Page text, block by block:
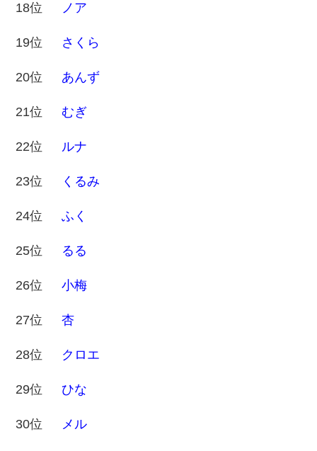
18位 ノア
19位 さくら
20位 あんず
21位 むぎ
22位 ルナ
23位 くるみ
24位 ふく
25位 るる
26位 小梅
27位 杏
28位 クロエ
29位 ひな
30位 メル